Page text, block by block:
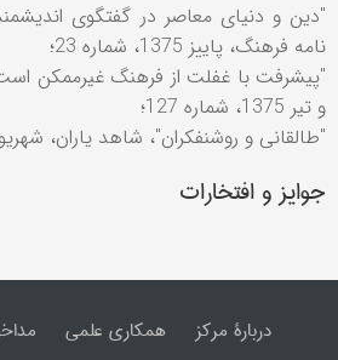
"دين و دنيای معاصر در گفتگوی
نامه فرهنگ، پاييز 1375، شماره 23؛
"پيشرفت با غفلت از فرهنگ غيرممکن
و تير 1375، شماره 127؛
"طالقانی و روشنفکران"، شاهد ياران، شهريور 1386، شماره
جوایز و افتخارات
دربارۀ مرکز همکاری علمی